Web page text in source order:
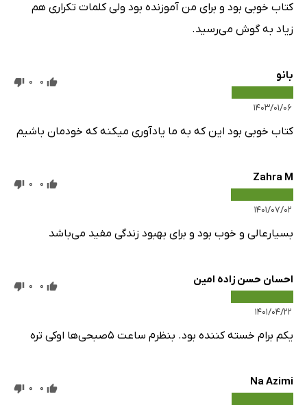
کتاب خوبی بود و برای من آموزنده بود ولی کلمات تکراری هم
زیاد به گوش می‌رسید.
بانو
۱۴۰۳/۰۱/۰۶
0
0
کتاب خوبی بود این که به ما یادآوری میکنه که خودمان باشیم
Zahra M
۱۴۰۱/۰۷/۰۲
0
0
بسیارعالی و خوب بود و برای بهبود زندگی مفید می‌باشد
احسان حسن زاده امین
۱۴۰۱/۰۴/۲۲
0
0
یکم برام خسته کننده بود. بنظرم ساعت 5صبحی‌ها اوکی تره
Na Azimi
0
0